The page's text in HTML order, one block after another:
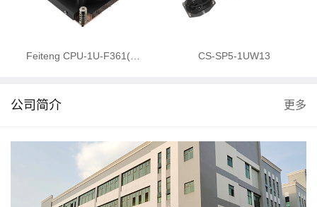
Feiteng CPU-1U-F361(… CS-SP5-1UW13
公司简介 更多